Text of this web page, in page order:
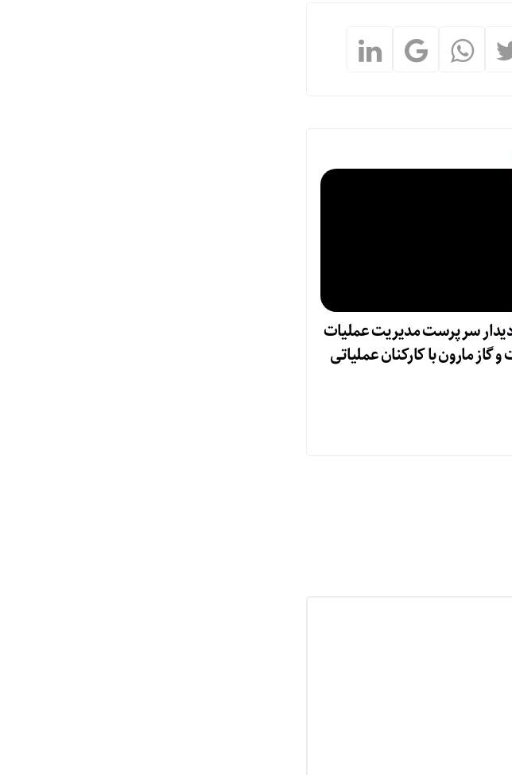
سرپرست مدیریت عملیات
گاز مارون با کارکنان عملیاتی